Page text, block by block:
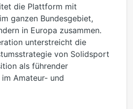
die Plattform mit
ganzen Bundesgebiet,
in Europa zusammen.
unterstreicht die
von Solidsport
als führender
Amateur- und